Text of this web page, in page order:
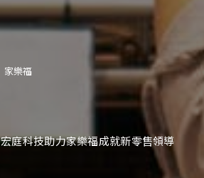
家樂福
庭科技助力家樂福成就新零售領導